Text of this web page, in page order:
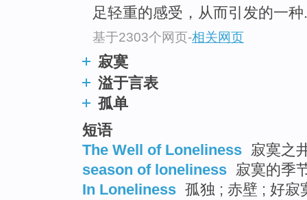
足轻重的感受，从而引发的一种
基于2303个网页-相关网页
寂寞
溢于言表
孤单
短语
The Well of Loneliness 寂寞之
season of loneliness 寂寞的季
In Loneliness 孤独 ; 赤壁 ; 好寂